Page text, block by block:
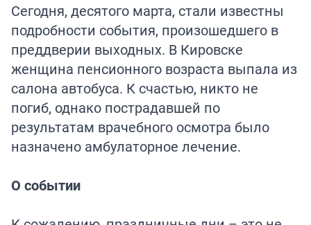
Сегодня, десятого марта, стали известны
подробности события, произошедшего в
преддверии выходных. В Кировске
женщина пенсионного возраста выпала из
салона автобуса. К счастью, никто не
погиб, однако пострадавшей по
результатам врачебного осмотра было
назначено амбулаторное лечение.
О событии